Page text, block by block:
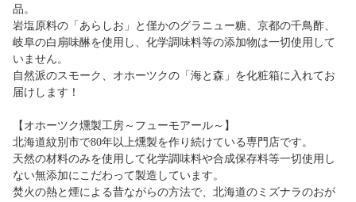
品。
岩塩原料の「あらしお」と僅かのグラニュー糖、京都の千鳥酢、
岐阜の白扇味醂を使用し、化学調味料等の添加物は一切使用して
いません。
自然派のスモーク、オホーツクの「海と森」を化粧箱に入れてお
届けします！
【オホーツク燻製工房～フューモアール～】
北海道紋別市で80年以上燻製を作り続けている専門店です。
天然の材料のみを使用して化学調味料や合成保存料等一切使用し
ない無添加にこだわって製造しています。
焚火の熱と煙による昔ながらの方法で、北海道のミズナラのおが